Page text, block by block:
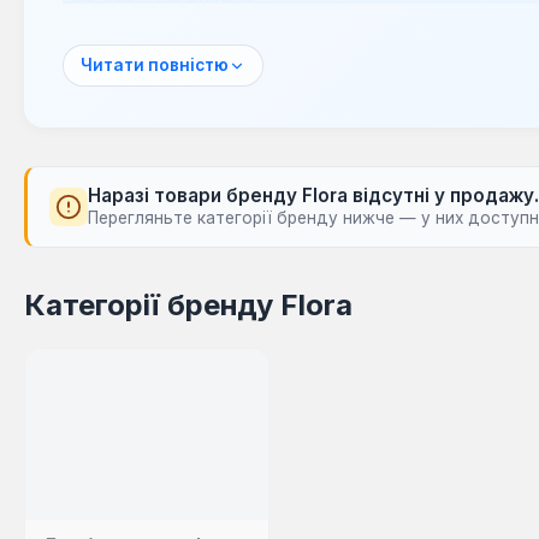
ремонту та прибирання до садових робіт. Вони
довговічність, що робить їх надійним вибором
Читати повністю
Наразі товари бренду Flora відсутні у продажу.
Перегляньте категорії бренду нижче — у них
Категорії бренду Flora